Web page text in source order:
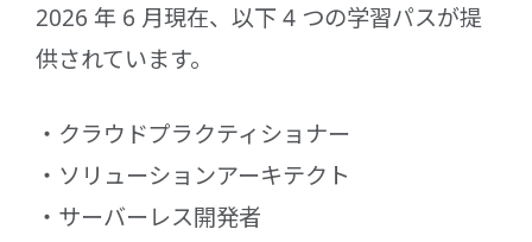
2026 年 6 月現在、以下 4 つの学習パスが提
供されています。
クラウドプラクティショナー
ソリューションアーキテクト
サーバーレス開発者